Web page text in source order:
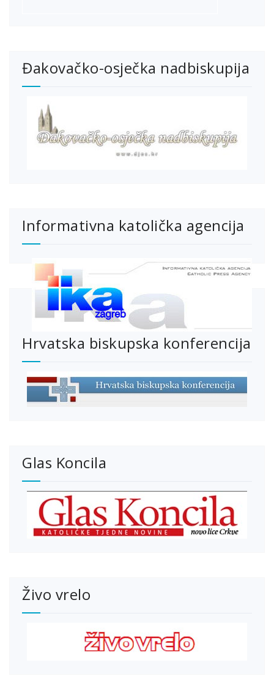
Đakovačko-osječka nadbiskupija
Informativna katolička agencija
Hrvatska biskupska konferencija
Glas Koncila
Živo vrelo